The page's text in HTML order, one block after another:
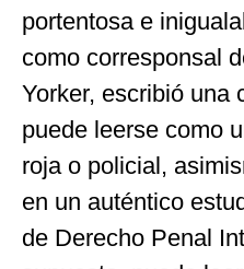
portentosa e
como corresponsal
Yorker, escribió una
puede leerse como
roja o policial,
en un auténtico
de Derecho Penal